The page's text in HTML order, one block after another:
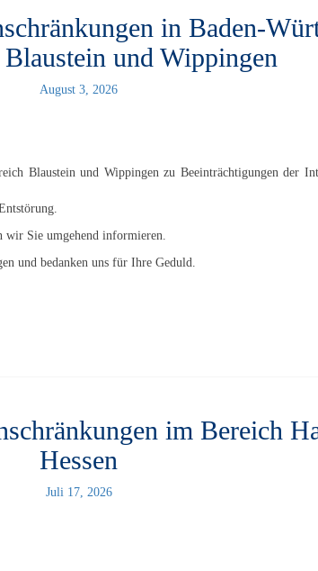
in Baden-
und Wippingen
August 3, 2026
Blaustein und Wippingen zu Beeinträchtigungen der
wir Sie umgehend informieren.
und bedanken uns für Ihre Geduld.
im Bereich
Hessen
Juli 17, 2026